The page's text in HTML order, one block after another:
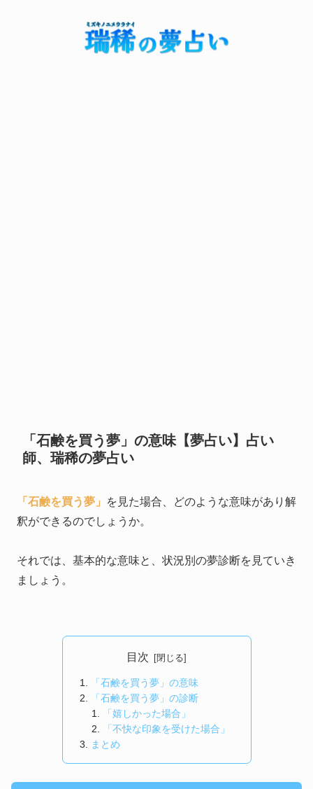
「石鹸を買う夢」の意味【夢占い】占い
師、瑞稀の夢占い
「石鹸を買う夢」
を見た場合、どのような意味があり解
釈ができるのでしょうか。
それでは、基本的な意味と、状況別の夢診断を見ていき
ましょう。
目次
「石鹸を買う夢」の意味
「石鹸を買う夢」の診断
「嬉しかった場合」
「不快な印象を受けた場合」
まとめ